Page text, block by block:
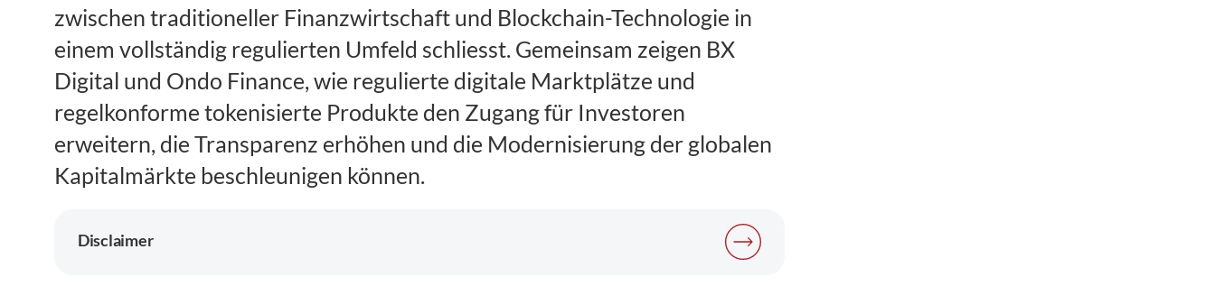
zwischen traditioneller Finanzwirtschaft und Blockchain-Technologie in
einem vollständig regulierten Umfeld schliesst. Gemeinsam zeigen BX
Digital und Ondo Finance, wie regulierte digitale Marktplätze und
regelkonforme tokenisierte Produkte den Zugang für Investoren
erweitern, die Transparenz erhöhen und die Modernisierung der globalen
Kapitalmärkte beschleunigen können.
Disclaimer